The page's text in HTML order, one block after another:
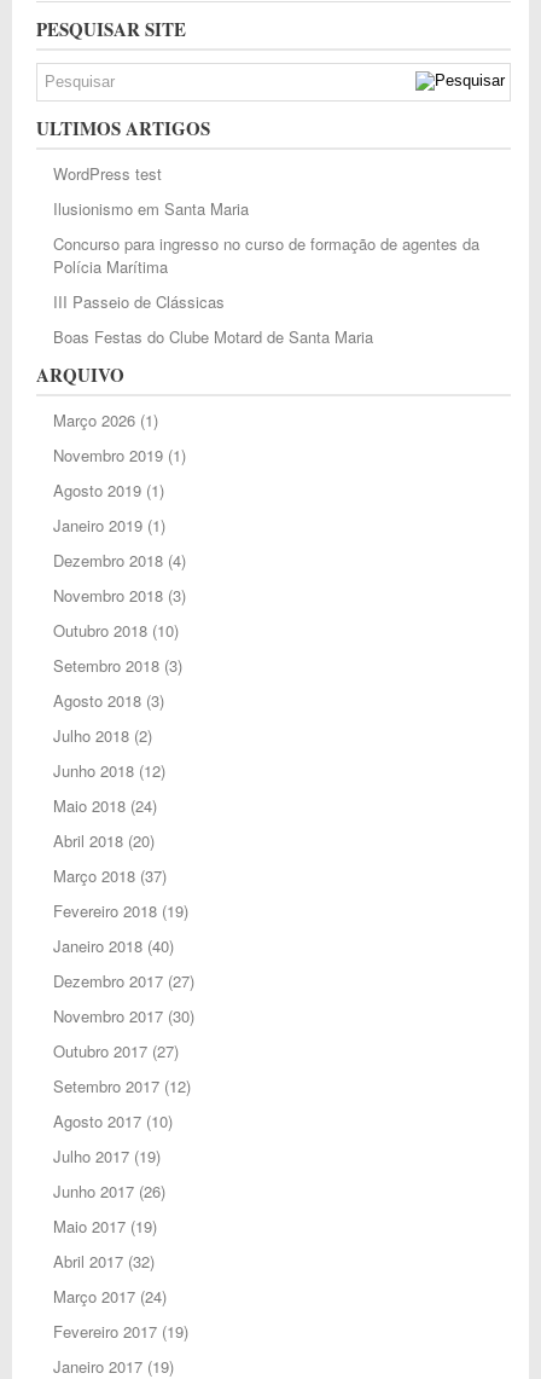
PESQUISAR SITE
ULTIMOS ARTIGOS
WordPress test
Ilusionismo em Santa Maria
Concurso para ingresso no curso de formação de agentes da
Polícia Marítima
III Passeio de Clássicas
Boas Festas do Clube Motard de Santa Maria
ARQUIVO
Março 2026(1)
Novembro 2019(1)
Agosto 2019(1)
Janeiro 2019(1)
Dezembro 2018(4)
Novembro 2018(3)
Outubro 2018(10)
Setembro 2018(3)
Agosto 2018(3)
Julho 2018(2)
Junho 2018(12)
Maio 2018(24)
Abril 2018(20)
Março 2018(37)
Fevereiro 2018(19)
Janeiro 2018(40)
Dezembro 2017(27)
Novembro 2017(30)
Outubro 2017(27)
Setembro 2017(12)
Agosto 2017(10)
Julho 2017(19)
Junho 2017(26)
Maio 2017(19)
Abril 2017(32)
Março 2017(24)
Fevereiro 2017(19)
Janeiro 2017(19)